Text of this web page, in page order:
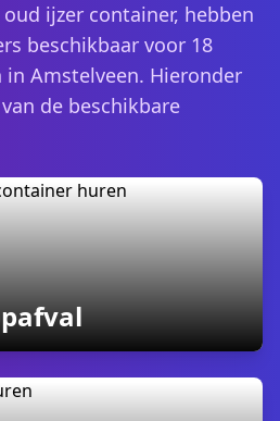
ijzer container, hebben
beschikbaar voor 18
Amstelveen. Hieronder
de beschikbare
containers